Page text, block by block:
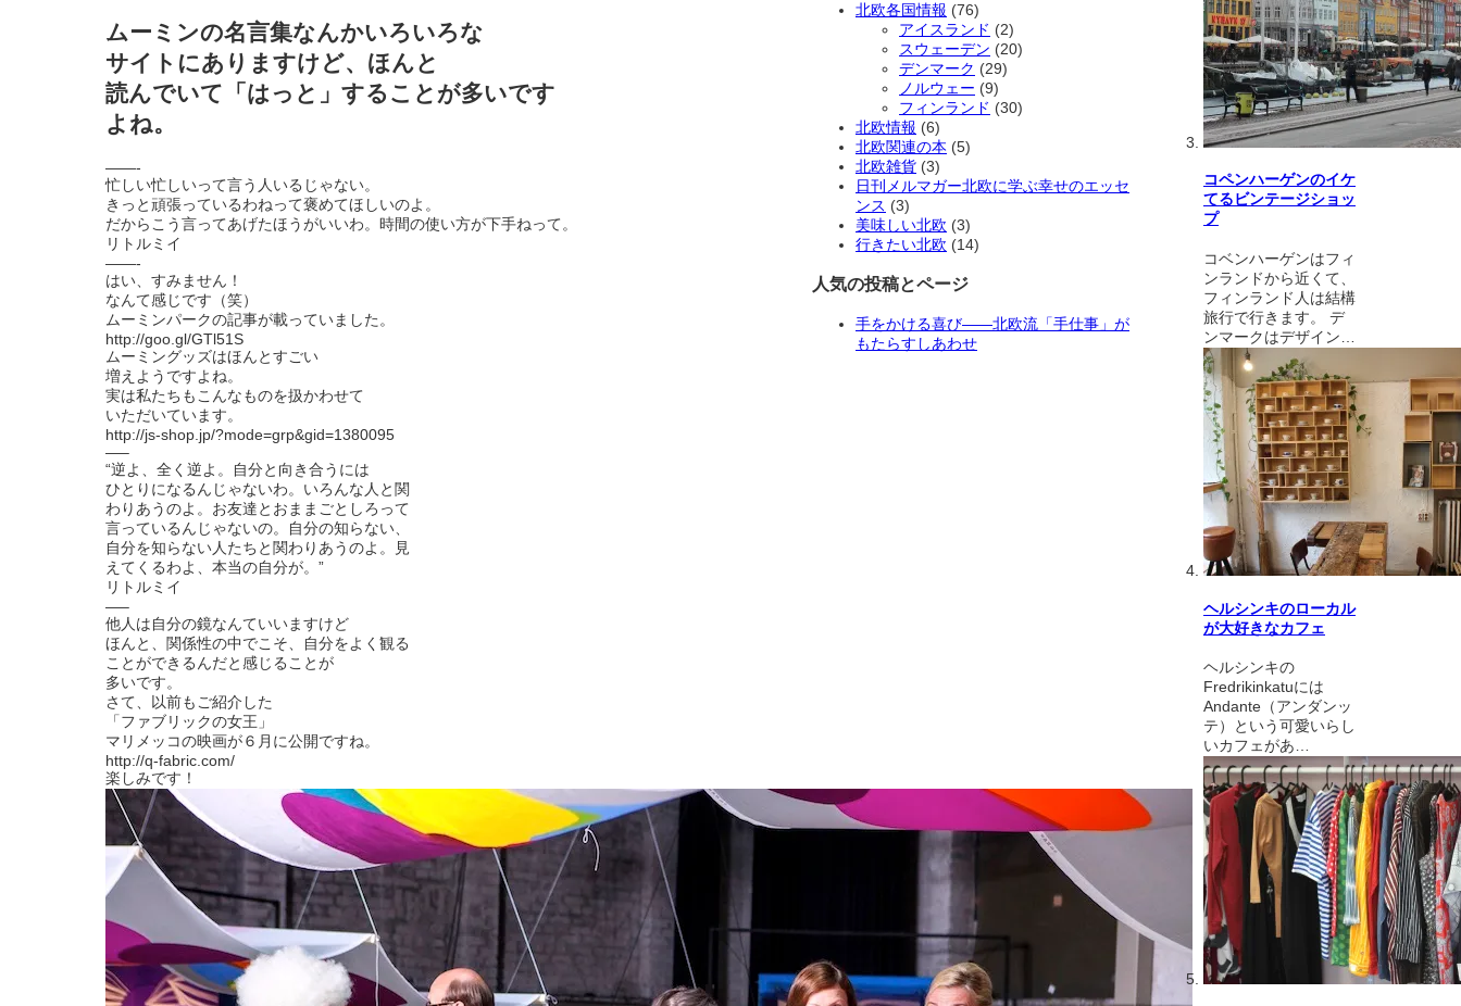
ムーミンの名言集なんかいろいろな
サイトにありますけど、ほんと
読んでいて「はっと」することが多いです
よね。
——-
忙しい忙しいって言う人いるじゃない。
きっと頑張っているわねって褒めてほしいのよ。
だからこう言ってあげたほうがいいわ。時間の使い方が下手ねって。
リトルミイ
——-
はい、すみません！
なんて感じです（笑）
ムーミンパークの記事が載っていました。
http://goo.gl/GTl51S
ムーミングッズはほんとすごい
増えようですよね。
実は私たちもこんなものを扱かわせて
いただいています。
http://js-shop.jp/?mode=grp&gid=1380095
—–
“逆よ、全く逆よ。自分と向き合うには
ひとりになるんじゃないわ。いろんな人と関
わりあうのよ。お友達とおままごとしろって
言っているんじゃないの。自分の知らない、
自分を知らない人たちと関わりあうのよ。見
えてくるわよ、本当の自分が。”
リトルミイ
—–
他人は自分の鏡なんていいますけど
ほんと、関係性の中でこそ、自分をよく観る
ことができるんだと感じることが
多いです。
さて、以前もご紹介した
「ファブリックの女王」
マリメッコの映画が６月に公開ですね。
http://q-fabric.com/
楽しみです！
北欧各国情報 (76)
アイスランド (2)
スウェーデン (20)
デンマーク (29)
ノルウェー (9)
フィンランド (30)
北欧情報 (6)
北欧関連の本 (5)
北欧雑貨 (3)
日刊メルマガー北欧に学ぶ幸せのエッセ
ンス (3)
美味しい北欧 (3)
行きたい北欧 (14)
人気の投稿とページ
手をかける喜び——北欧流「手仕事」が
もたらすしあわせ
コペンハーゲンのイケ
てるビンテージショッ
プ
コベンハーゲンはフィ
ンランドから近くて、
フィンランド人は結構
旅行で行きます。 デ
ンマークはデザイン…
ヘルシンキのローカル
が大好きなカフェ
ヘルシンキの
Fredrikinkatuには
Andante（アンダンッ
テ）という可愛いらし
いカフェがあ…